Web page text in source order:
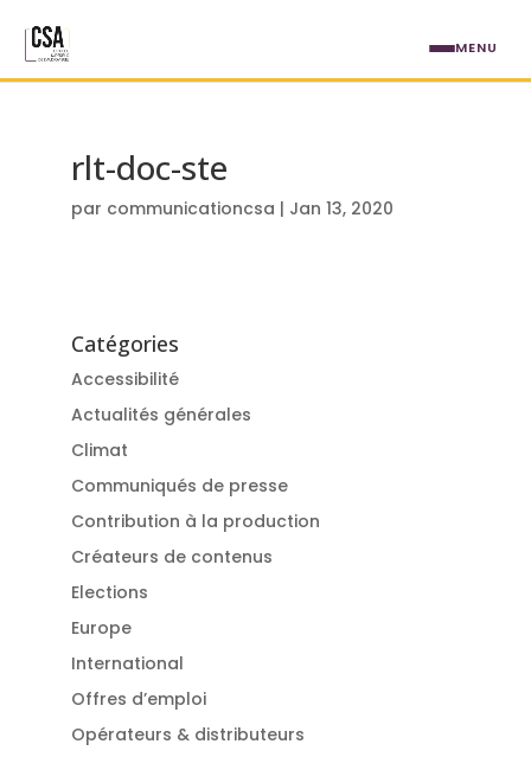
rlt-doc-ste
par communicationcsa | Jan 13, 2020
Catégories
Accessibilité
Actualités générales
Climat
Communiqués de presse
Contribution à la production
Créateurs de contenus
Elections
Europe
International
Offres d’emploi
Opérateurs & distributeurs
MENU